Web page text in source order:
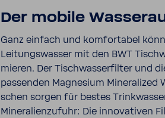
Der mobile
Ganz einfach und komfor­tabel
Leitungs­wasser mit den BWT
mieren. Der Tisch­was­ser­filter und
passenden Magne­sium Mine­ra­lized
schen sorgen für bestes
Mine­ra­li­en­zu­fuhr: Die inno­va­tiven